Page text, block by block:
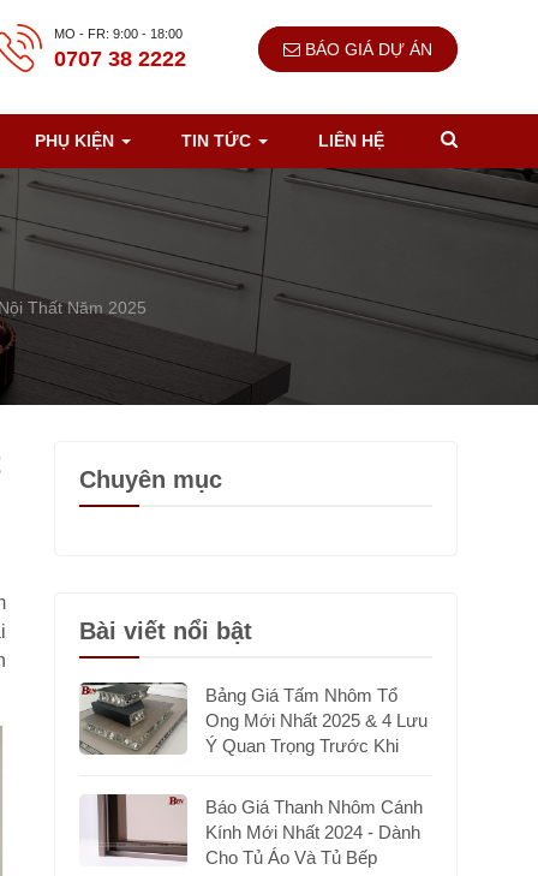
MO - FR: 9:00 - 18:00
0707 38 2222 BÁO GIÁ DỰ ÁN
PHỤ KIỆN TIN TỨC LIÊN HỆ
Thất Năm 2025
Chuyên mục
Bài viết nổi bật
Bảng Giá Tấm Nhôm Tổ
Ong Mới Nhất 2025 & 4 Lưu
Ý Quan Trọng Trước Khi
Báo Giá Thanh Nhôm Cánh
Kính Mới Nhất 2024 - Dành
Cho Tủ Áo Và Tủ Bếp